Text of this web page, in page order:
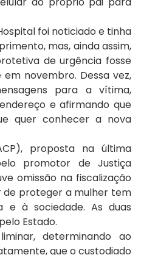
foi noticiado e tinha
mas, ainda assim,
de urgência fosse
novembro. Dessa vez,
para a vítima,
e afirmando que
quer conhecer a nova
proposta na última
promotor de Justiça
omissão na fiscalização
de proteger a mulher tem
e à sociedade. As duas
Estado.
determinando ao
que o custodiado